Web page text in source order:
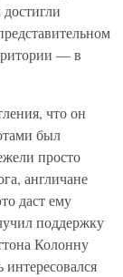
— в
что он
был
просто
англичане
даст ему
поддержку
Колонну